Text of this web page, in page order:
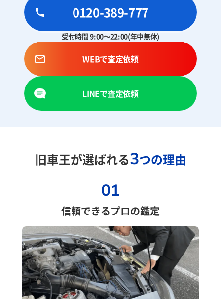
0120-389-777
受付時間 9:00～22:00(年中無休)
WEBで査定依頼
LINEで査定依頼
旧車王が選ばれる3つの理由
01
信頼できるプロの鑑定